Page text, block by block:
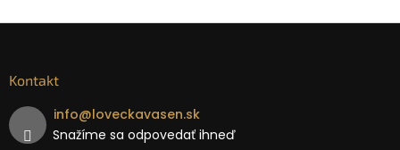
Kontakt
info@loveckavasen.sk
Snažíme sa odpovedať ihneď